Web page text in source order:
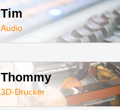
Tim
Audio
Thommy
3D-Drucker